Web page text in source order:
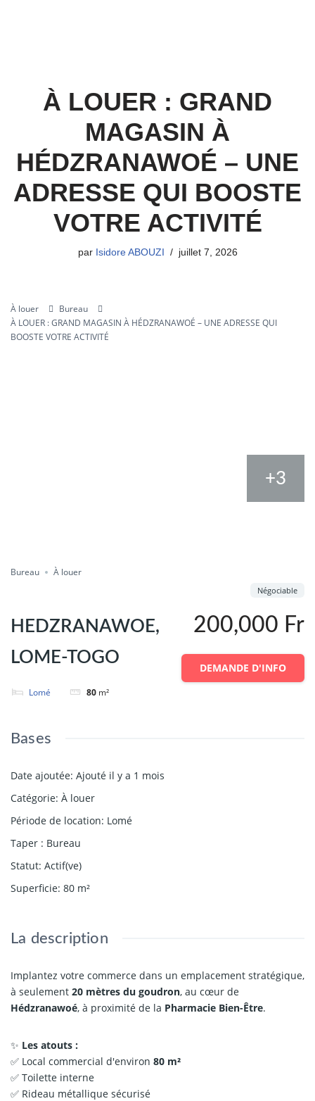
À LOUER : GRAND
MAGASIN À
HÉDZRANAWOÉ – UNE
ADRESSE QUI BOOSTE
VOTRE ACTIVITÉ
par Isidore ABOUZI juillet 7, 2026
À louer
Bureau
À LOUER : GRAND MAGASIN À HÉDZRANAWOÉ – UNE ADRESSE QUI
BOOSTE VOTRE ACTIVITÉ
Partager
+3
Bureau À louer
HEDZRANAWOE,
LOME-TOGO
Lomé 80 m²
200,000 Fr
Négociable
DEMANDE D'INFO
Bases
Date ajoutée: Ajouté il y a 1 mois
Catégorie: À louer
Période de location: Lomé
Taper : Bureau
Statut: Actif(ve)
Superficie: 80 m²
La description
Implantez votre commerce dans un emplacement stratégique,
à seulement 20 mètres du goudron, au cœur de
Hédzranawoé, à proximité de la Pharmacie Bien-Être.
✨ Les atouts :
✅ Local commercial d'environ 80 m²
✅ Toilette interne
✅ Rideau métallique sécurisé